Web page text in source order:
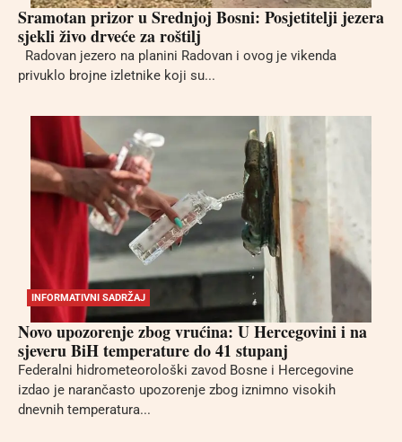
Sramotan prizor u Srednjoj Bosni: Posjetitelji jezera
sjekli živo drveće za roštilj
Radovan jezero na planini Radovan i ovog je vikenda
privuklo brojne izletnike koji su...
INFORMATIVNI SADRŽAJ
Novo upozorenje zbog vrućina: U Hercegovini i na
sjeveru BiH temperature do 41 stupanj
Federalni hidrometeorološki zavod Bosne i Hercegovine
izdao je narančasto upozorenje zbog iznimno visokih
dnevnih temperatura...